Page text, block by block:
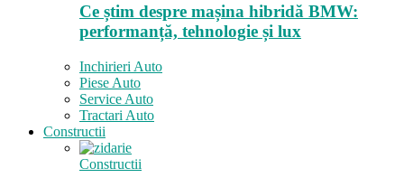
Ce știm despre mașina hibridă BMW:
performanță, tehnologie și lux
Inchirieri Auto
Piese Auto
Service Auto
Tractari Auto
Constructii
Constructii